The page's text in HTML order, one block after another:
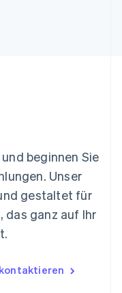
beginnen Sie
Unser
gestaltet für
das ganz auf Ihr